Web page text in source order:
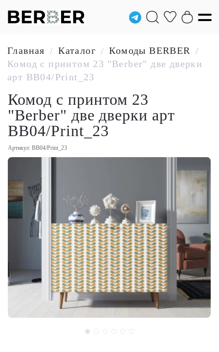
Главная / Каталог / Комоды BERBER /
Комод с принтом 23 "Berber" две дверки
арт BB04/Print_23
Комод с принтом 23
"Berber" две дверки арт
BB04/Print_23
Артикул: BB04/Print_23